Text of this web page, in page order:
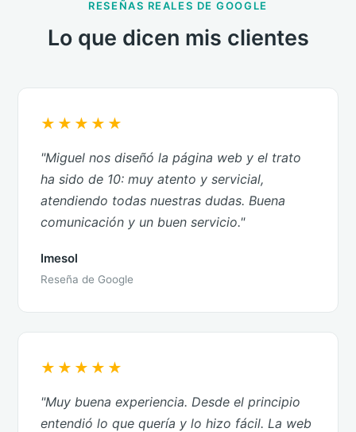
RESEÑAS REALES DE GOOGLE
Lo que dicen mis clientes
★★★★★
"Miguel nos diseñó la página web y el trato
ha sido de 10: muy atento y servicial,
atendiendo todas nuestras dudas. Buena
comunicación y un buen servicio."
Imesol
Reseña de Google
★★★★★
"Muy buena experiencia. Desde el principio
entendió lo que quería y lo hizo fácil. La web